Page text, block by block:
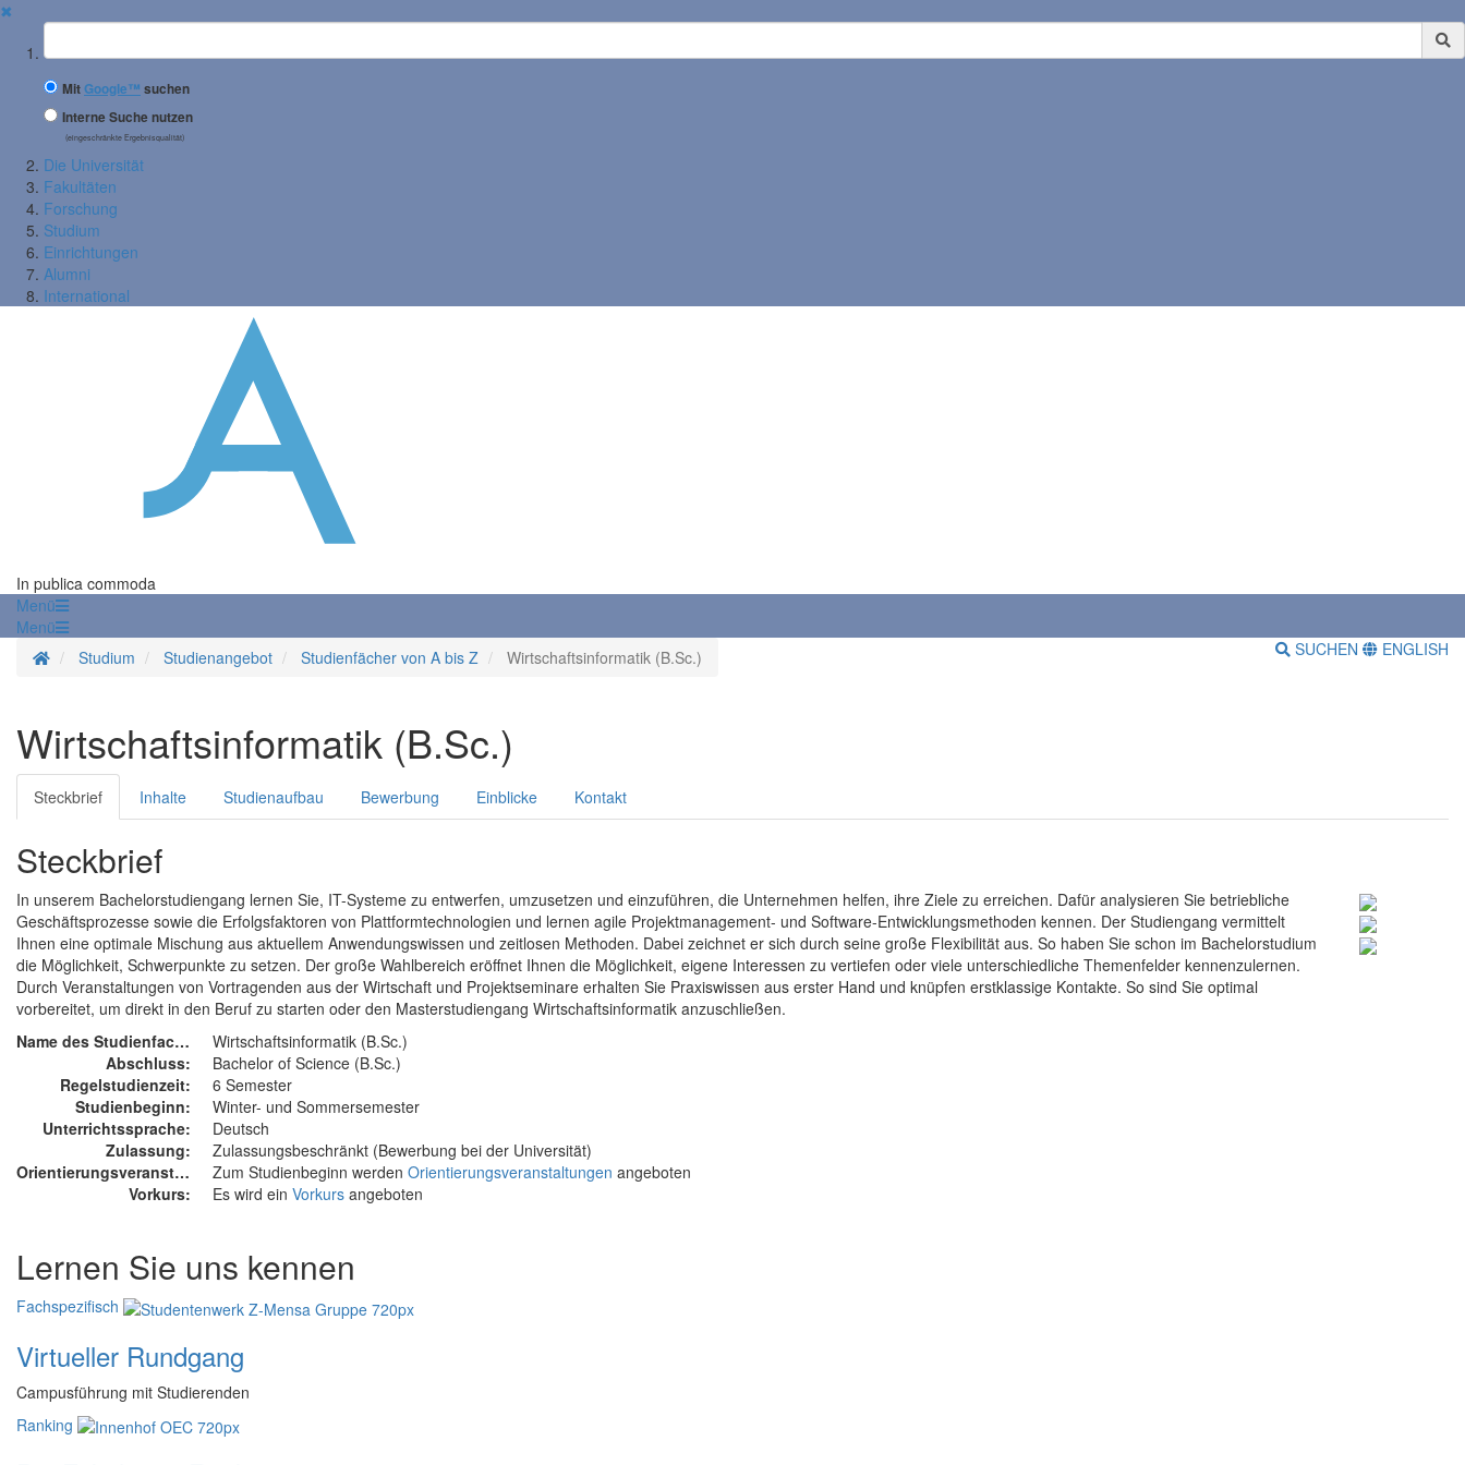
✖
Suchbegriff
MitGoogle™ suchen
Interne Suche nutzen
(eingeschränkte Ergebnisqualität)
Die Universität
Fakultäten
Forschung
Studium
Einrichtungen
Alumni
International
In publica commoda
Menü
Menü
Startseite
Studium Studienangebot Studienfächer von A bis Z Wirtschaftsinformatik (B.Sc.) SUCHEN ENGLISH
Wirtschaftsinformatik (B.Sc.)
Steckbrief Inhalte Studienaufbau Bewerbung Einblicke Kontakt
Steckbrief
In unserem Bachelorstudiengang lernen Sie, IT-Systeme zu entwerfen, umzusetzen und einzuführen, die Unternehmen helfen, ihre Ziele zu erreichen. Dafür analysieren Sie betriebliche
Geschäftsprozesse sowie die Erfolgsfaktoren von Plattformtechnologien und lernen agile Projektmanagement- und Software-Entwicklungsmethoden kennen. Der Studiengang vermittelt
Ihnen eine optimale Mischung aus aktuellem Anwendungswissen und zeitlosen Methoden. Dabei zeichnet er sich durch seine große Flexibilität aus. So haben Sie schon im Bachelorstudium
die Möglichkeit, Schwerpunkte zu setzen. Der große Wahlbereich eröffnet Ihnen die Möglichkeit, eigene Interessen zu vertiefen oder viele unterschiedliche Themenfelder kennenzulernen.
Durch Veranstaltungen von Vortragenden aus der Wirtschaft und Projektseminare erhalten Sie Praxiswissen aus erster Hand und knüpfen erstklassige Kontakte. So sind Sie optimal
vorbereitet, um direkt in den Beruf zu starten oder den Masterstudiengang Wirtschaftsinformatik anzuschließen.
Name des Studienfachs:
Wirtschaftsinformatik (B.Sc.)
Abschluss:
Bachelor of Science (B.Sc.)
Regelstudienzeit:
6 Semester
Studienbeginn:
Winter- und Sommersemester
Unterrichtssprache:
Deutsch
Zulassung:
Zulassungsbeschränkt (Bewerbung bei der Universität)
Orientierungsveranstaltung:
Zum Studienbeginn werden Orientierungsveranstaltungen angeboten
Vorkurs:
Es wird ein Vorkurs angeboten
Lernen Sie uns kennen
Fachspezifisch
Virtueller Rundgang
Campusführung mit Studierenden
Ranking